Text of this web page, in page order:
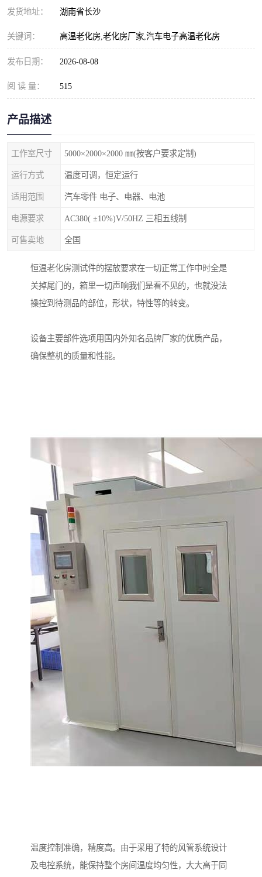
发货地址： 湖南省长沙
关键词： 高温老化房,老化房厂家,汽车电子高温老化房
发布日期： 2026-08-08
阅 读 量： 515
产品描述
工作室尺寸 5000×2000×2000 ㎜(按客户要求定制)
运行方式 温度可调，恒定运行
适用范围 汽车零件 电子、电器、电池
电源要求 AC380( ±10%)V/50HZ 三相五线制
可售卖地 全国
恒温老化房测试件的摆放要求在一切正常工作中时全是
关掉尾门的，箱里一切声响我们是看不见的，也就没法
操控到待测品的部位，形状，特性等的转变。
设备主要部件选项用国内外知名品牌厂家的优质产品，
确保整机的质量和性能。
温度控制准确，精度高。由于采用了特的风管系统设计
及电控系统，能保持整个房间温度均匀性，大大高于同